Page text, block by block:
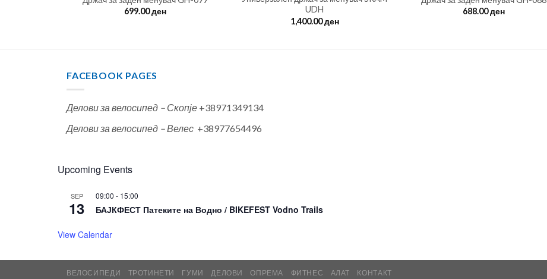
699.00ден
UDH
1,400.00ден
688.00ден
FACEBOOK PAGES
Делови за велосипед – Скопје +38971349134
Делови за велосипед – Велес +38977654496
Upcoming Events
SEP
13
09:00 - 15:00
БАЈКФЕСТ Патеките на Водно / BIKEFEST Vodno Trails
View Calendar
ВЕЛОСИПЕДИ ТРОТИНЕТИ ГУМИ ДЕЛОВИ ОПРЕМА ФИТНЕС АЛАТ КОНТАКТ